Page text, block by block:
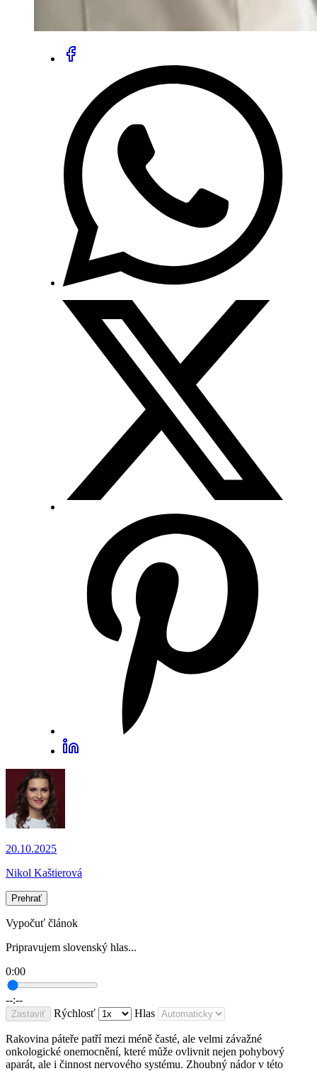
20.10.2025
Nikol Kaštierová
Prehrať
Vypočuť článok
Pripravujem slovenský hlas...
0:00
--:--
Zastaviť Rýchlosť Hlas
Rakovina páteře patří mezi méně časté, ale velmi závažné
onkologické onemocnění, které může ovlivnit nejen pohybový
aparát, ale i činnost nervového systému. Zhoubný nádor v této